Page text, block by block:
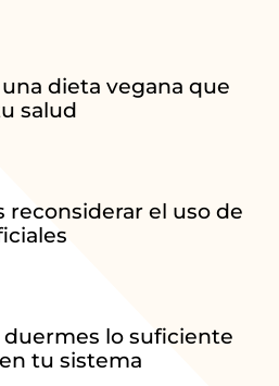
dieta vegana que
salud
reconsiderar el uso de
lo suficiente
tu sistema